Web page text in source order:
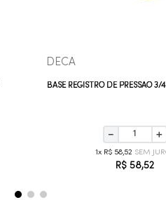
DECA
BASE REGISTRO DE PRESSÃO 3/4
＋
－
1 R$ 58,52
R$ 58,52